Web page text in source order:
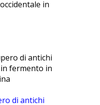
in
di antichi